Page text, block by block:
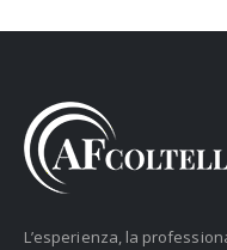
L’esperienza, la